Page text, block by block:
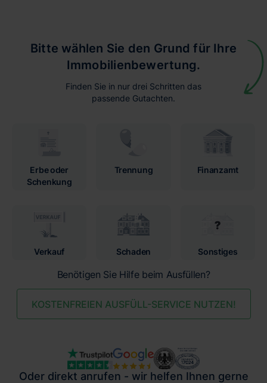
Bitte wählen Sie den Grund für Ihre
Immobilienbewertung.
Finden Sie in nur drei Schritten das
passende Gutachten.
Erbe oder
Schenkung
Trennung Finanzamt
Verkauf Schaden Sonstiges
Benötigen Sie Hilfe beim Ausfüllen?
KOSTENFREIEN AUSFÜLL-SERVICE NUTZEN!
Oder direkt anrufen - wir helfen Ihnen gerne